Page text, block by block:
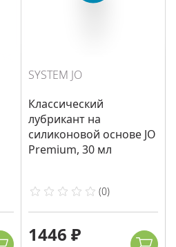
SYSTEM JO
Классический
лубрикант на
силиконовой основе JO
Premium, 30 мл
(0)
1446 ₽